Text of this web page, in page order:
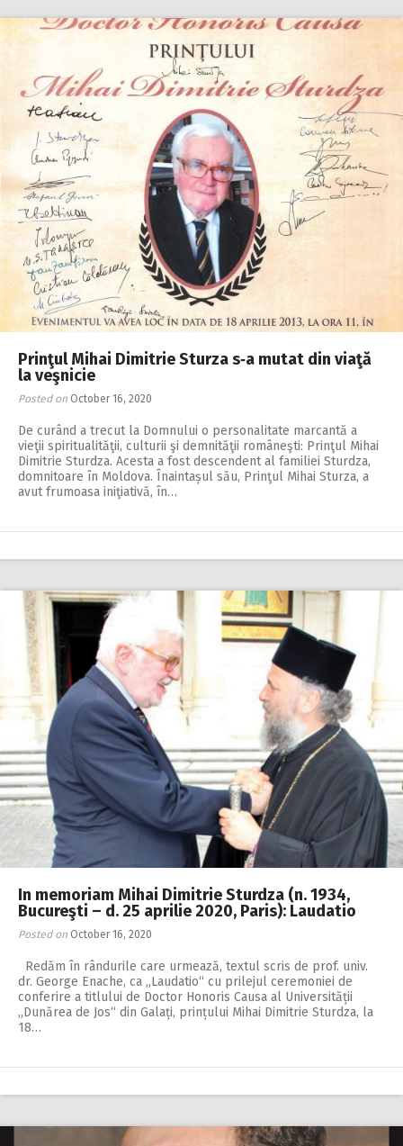
Prinţul Mihai Dimitrie Sturza s‑a mutat din viaţă
la veşnicie
Posted on October 16, 2020
De curând a trecut la Domnului o personalitate marcantă a
vieţii spiritualităţii, culturii şi demnităţii româneşti: Prinţul Mihai
Dimitrie Sturdza. Acesta a fost descendent al familiei Sturdza,
domnitoare în Moldova. Înaintașul său, Prinţul Mihai Sturza, a
avut frumoasa iniţiativă, în…
In memoriam Mihai Dimitrie Sturdza (n. 1934,
Bucureşti – d. 25 aprilie 2020, Paris): Laudatio
Posted on October 16, 2020
Redăm în rândurile care urmează, textul scris de prof. univ.
dr. George Enache, ca „Laudatio“ cu prilejul ceremoniei de
conferire a titlului de Doctor Honoris Causa al Universității
„Dunărea de Jos“ din Galați, prințului Mihai Dimitrie Sturdza, la
18…